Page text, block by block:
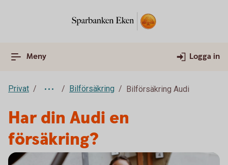
Meny Logga in
Privat Bilförsäkring Bilförsäkring Audi
Har din Audi en
försäkring?